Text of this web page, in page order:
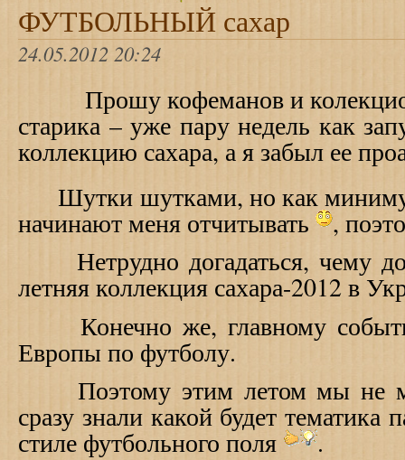
ФУТБОЛЬНЫЙ сахар
24.05.2012 20:24
Прошу кофеманов и
старика – уже пару недель как
коллекцию сахара, а я забыл ее
Шутки шутками, но как
начинают меня отчитывать
,
Нетрудно догадаться, чему
летняя коллекция сахара-2012 в
Конечно же, главному
Европы по футболу.
Поэтому этим летом мы не
сразу знали какой будет тематика
стиле футбольного поля
.